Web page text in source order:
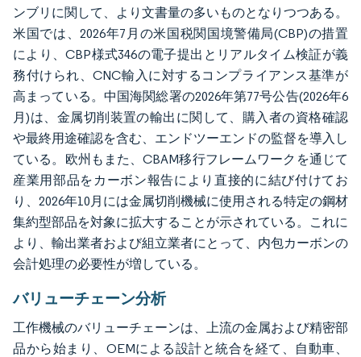
ンブリに関して、より文書量の多いものとなりつつある。
米国では、2026年7月の米国税関国境警備局(CBP)の措置
により、CBP様式346の電子提出とリアルタイム検証が義
務付けられ、CNC輸入に対するコンプライアンス基準が
高まっている。中国海関総署の2026年第77号公告(2026年6
月)は、金属切削装置の輸出に関して、購入者の資格確認
や最終用途確認を含む、エンドツーエンドの監督を導入し
ている。欧州もまた、CBAM移行フレームワークを通じて
産業用部品をカーボン報告により直接的に結び付けてお
り、2026年10月には金属切削機械に使用される特定の鋼材
集約型部品を対象に拡大することが示されている。これに
より、輸出業者および組立業者にとって、内包カーボンの
会計処理の必要性が増している。
バリューチェーン分析
工作機械のバリューチェーンは、上流の金属および精密部
品から始まり、OEMによる設計と統合を経て、自動車、